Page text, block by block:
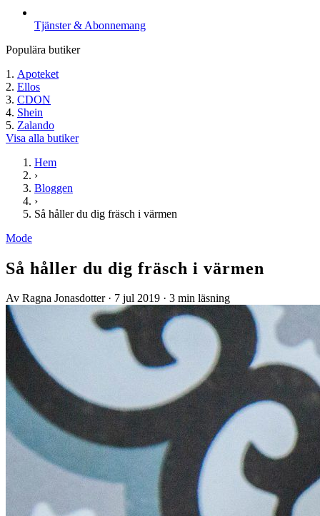
Tjänster & Abonnemang
Populära butiker
Apoteket
Ellos
CDON
Shein
Zalando
Visa alla butiker
Hem
›
Bloggen
›
Så håller du dig fräsch i värmen
Mode
Så håller du dig fräsch i värmen
Av Ragna Jonasdotter · 7 jul 2019 · 3 min läsning